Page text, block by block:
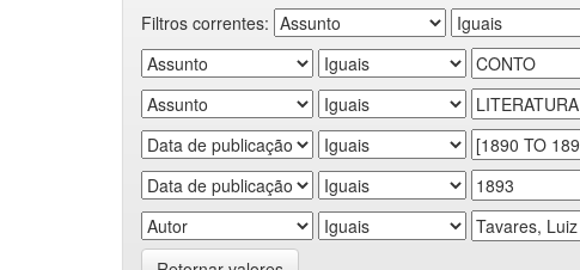
Filtros correntes: